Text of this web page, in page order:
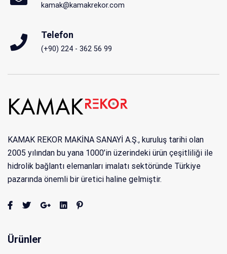
kamak@kamakrekor.com
Telefon
(+90) 224 - 362 56 99
KAMAK REKOR MAKİNA SANAYİ A.Ş., kuruluş tarihi olan
2005 yılından bu yana 1000’in üzerindeki ürün çeşitliliği ile
hidrolik bağlantı elemanları imalatı sektöründe Türkiye
pazarında önemli bir üretici haline gelmiştir.
Ürünler